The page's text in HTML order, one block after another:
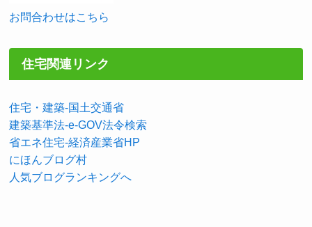
お問合わせはこちら
住宅関連リンク
住宅・建築-国土交通省
建築基準法-e-GOV法令検索
省エネ住宅-経済産業省HP
にほんブログ村
人気ブログランキングへ